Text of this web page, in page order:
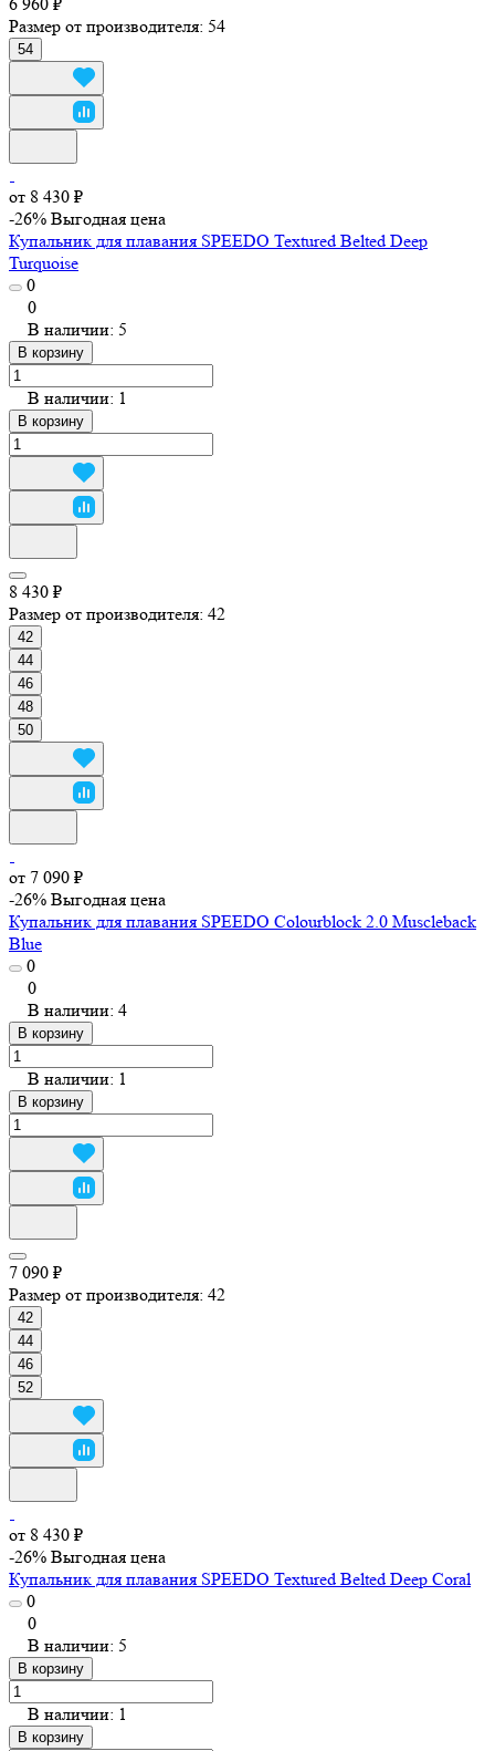
Размер от производителя: 54
54
от 8 430 ₽
-26% Выгодная цена
Купальник для плавания SPEEDO Textured Belted Deep
Turquoise
0
0
В наличии: 5
В корзину
В наличии: 1
В корзину
8 430 ₽
Размер от производителя: 42
42
44
46
48
50
от 7 090 ₽
-26% Выгодная цена
Купальник для плавания SPEEDO Colourblock 2.0 Muscleback
Blue
0
0
В наличии: 4
В корзину
В наличии: 1
В корзину
7 090 ₽
Размер от производителя: 42
42
44
46
52
от 8 430 ₽
-26% Выгодная цена
Купальник для плавания SPEEDO Textured Belted Deep Coral
0
0
В наличии: 5
В корзину
В наличии: 1
В корзину